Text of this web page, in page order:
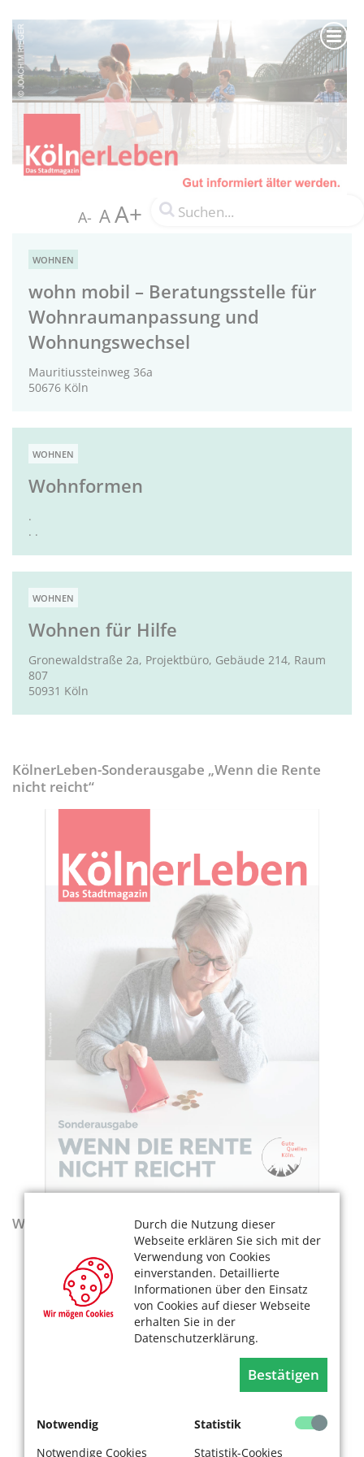
Durch die Nutzung dieser
Webseite erklären Sie sich mit der
Verwendung von Cookies
einverstanden. Detaillierte
Informationen über den Einsatz
von Cookies auf dieser Webseite
erhalten Sie in der
Datenschutzerklärung.
Bestätigen
Notwendig
Notwendige Cookies
Statistik
Statistik-Cookies
A- AA+
WOHNEN
wohn mobil – Beratungsstelle für
Wohnraumanpassung und
Wohnungswechsel
Mauritiussteinweg 36a
50676 Köln
WOHNEN
Wohnformen
.
. .
WOHNEN
Wohnen für Hilfe
Gronewaldstraße 2a, Projektbüro, Gebäude 214, Raum
807
50931 Köln
KölnerLeben-Sonderausgabe „Wenn die Rente
nicht reicht“
Wegweiser - Aktualisierte Ausgabe 2025–2027